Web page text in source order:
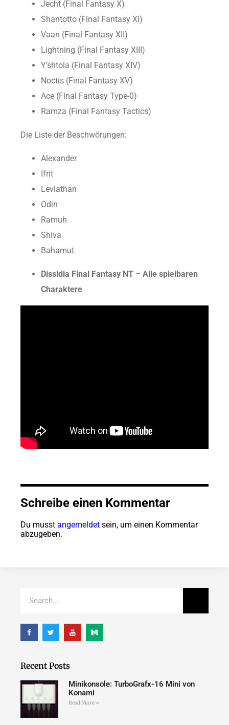
Jecht (Final Fantasy X)
Shantotto (Final Fantasy XI)
Vaan (Final Fantasy XII)
Lightning (Final Fantasy XIII)
Y’shtola (Final Fantasy XIV)
Noctis (Final Fantasy XV)
Ace (Final Fantasy Type-0)
Ramza (Final Fantasy Tactics)
Die Liste der Beschwörungen:
Alexander
Ifrit
Leviathan
Odin
Ramuh
Shiva
Bahamut
Dissidia Final Fantasy NT – Alle spielbaren
Charaktere
Schreibe einen Kommentar
Du musst angemeldet sein, um einen Kommentar
abzugeben.
Recent Posts
Minikonsole: TurboGrafx-16 Mini von
Konami
Read More »